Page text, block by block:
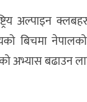
अल्पाइन
बिचमा
अभ्यास बढाउन